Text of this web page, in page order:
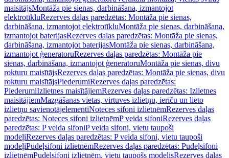
maisītājsMontāža pie sienas, darbināšana, izmantojot
elektrotīkluRezerves daļas paredzētas: Montāža pie sienas,
darbināšana, izmantojot elektrotīkluMontāža pie sienas, darbināšana,
izmantojot baterijasRezerves daļas paredzētas: Montāža pie sienas,
darbināšana, izmantojot baterijasMontāža pie sienas, darbināšana,
izmantojot ģeneratoruRezerves daļas paredzētas: Montāža pie
sienas, darbināšana, izmantojot ģeneratoruMontāža pie sienas, divu
rokturu maisītājsRezerves daļas paredzētas: Montāža pie sienas, divu
rokturu maisītājsPiederumiRezerves daļas paredzētas:
PiederumiIzlietnes maisītājiemRezerves daļas paredzētas: Izlietnes
maisītājiemMazgāšanas vietas, virtuves izlietņu, ierīču un lieto
izlietņu savienotājelementiNoteces sifoni izlietnēmRezerves daļas
paredzētas: Noteces sifoni izlietnēmP veida sifoniRezerves daļas
paredzētas: P veida sifoniP veida sifoni, vietu taupoši
modeļiRezerves daļas paredzētas: P veida sifoni, vietu taupoši
modeļiPudeļsifoni izlietnēmRezerves daļas paredzētas: Pudeļsifoni
izlietnēmPudeļsifoni izlietnēm, vietu taupošs modelisRezerves daļas